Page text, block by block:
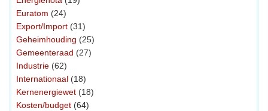
Euratom (24)
Export/Import (31)
Geheimhouding (25)
Gemeenteraad (27)
Industrie (62)
Internationaal (18)
Kernenergiewet (18)
Kosten/budget (64)